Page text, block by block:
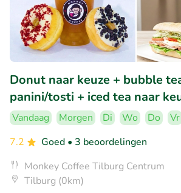
Donut naar keuze + bubble
panini/tosti + iced tea naar
Vandaag Morgen Di Wo Do Vr
7.2
Goed • 3 beoordelingen
Monkey Coffee Tilburg Centrum
Tilburg (0km)